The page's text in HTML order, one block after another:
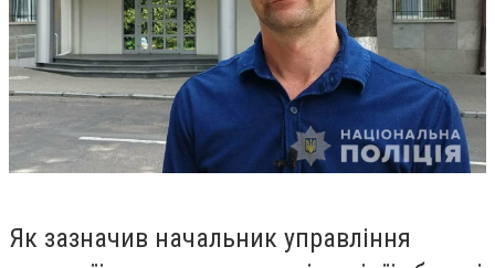
Як зазначив начальник управління